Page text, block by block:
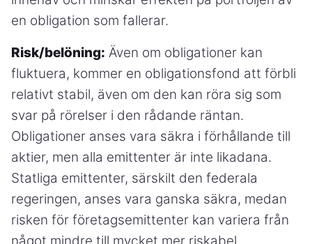
en obligation som fallerar.
Risk/belöning: Även om obligationer kan
fluktuera, kommer en obligationsfond att förbli
relativt stabil, även om den kan röra sig som
svar på rörelser i den rådande räntan.
Obligationer anses vara säkra i förhållande till
aktier, men alla emittenter är inte likadana.
Statliga emittenter, särskilt den federala
regeringen, anses vara ganska säkra, medan
risken för företagsemittenter kan variera från
något mindre till mycket mer riskabel.